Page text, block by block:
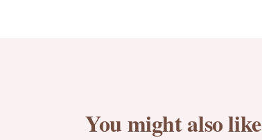
You might also like